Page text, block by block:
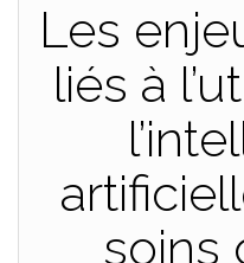
Les
liés à
soins